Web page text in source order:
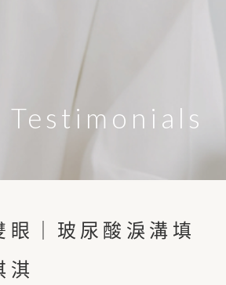
Testimonials
眼｜玻尿酸淚溝填
淇